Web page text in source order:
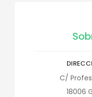
C/
18006